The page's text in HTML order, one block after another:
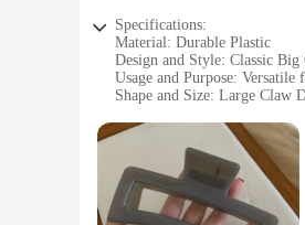
Specifications:
Material: Durable Plastic
Design and Style: Classic
Usage and Purpose:
Shape and Size: Large Claw
Parts and Accessories:
Features:
**Unmatched Durability and
Crafted from high-quality
and lengths. Whether you're